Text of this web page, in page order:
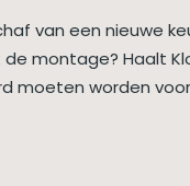
van een nieuwe
montage? Haalt
moeten worden